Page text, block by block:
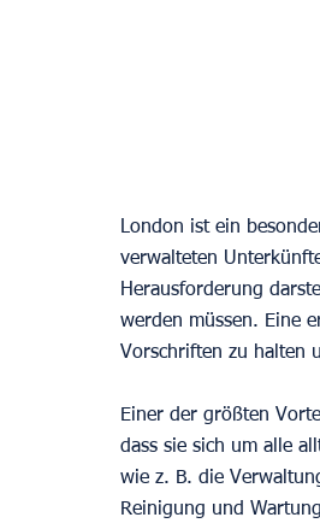
London ist ein
verwalteten
Herausforderung
werden müssen. Eine
Vorschriften zu halten
Einer der größten
dass sie sich um alle
wie z. B. die
Reinigung und